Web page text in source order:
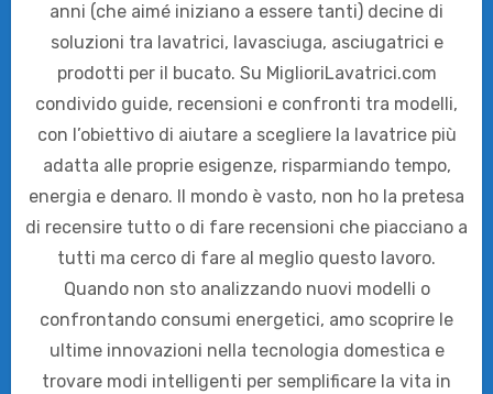
anni (che aimé iniziano a essere tanti) decine di
soluzioni tra lavatrici, lavasciuga, asciugatrici e
prodotti per il bucato. Su MiglioriLavatrici.com
condivido guide, recensioni e confronti tra modelli,
con l’obiettivo di aiutare a scegliere la lavatrice più
adatta alle proprie esigenze, risparmiando tempo,
energia e denaro. Il mondo è vasto, non ho la pretesa
di recensire tutto o di fare recensioni che piacciano a
tutti ma cerco di fare al meglio questo lavoro.
Quando non sto analizzando nuovi modelli o
confrontando consumi energetici, amo scoprire le
ultime innovazioni nella tecnologia domestica e
trovare modi intelligenti per semplificare la vita in